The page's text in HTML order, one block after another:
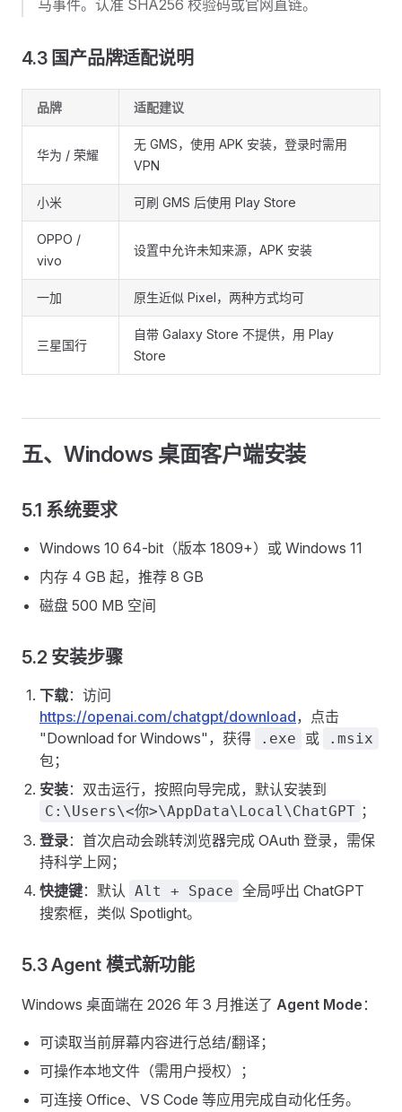
马事件。认准 SHA256 校验码或官网直链。
4.3 国产品牌适配说明
品牌 适配建议
华为 / 荣耀
无 GMS，使用 APK 安装，登录时需用
VPN
小米 可刷 GMS 后使用 Play Store
OPPO /
vivo
设置中允许未知来源，APK 安装
一加 原生近似 Pixel，两种方式均可
三星国行
自带 Galaxy Store 不提供，用 Play
Store
五、Windows 桌面客户端安装
5.1 系统要求
Windows 10 64-bit（版本 1809+）或 Windows 11
内存 4 GB 起，推荐 8 GB
磁盘 500 MB 空间
5.2 安装步骤
下载：访问
https://openai.com/chatgpt/download，点击
"Download for Windows"，获得
.exe 或 .msix
包；
安装：双击运行，按照向导完成，默认安装到
C:\Users\<你>\AppData\Local\ChatGPT ；
登录：首次启动会跳转浏览器完成 OAuth 登录，需保
持科学上网；
快捷键：默认 Alt + Space 全局呼出 ChatGPT
搜索框，类似 Spotlight。
5.3 Agent 模式新功能
Windows 桌面端在 2026 年 3 月推送了 Agent Mode ：
可读取当前屏幕内容进行总结/翻译；
可操作本地文件（需用户授权）；
可连接 Office、VS Code 等应用完成自动化任务。